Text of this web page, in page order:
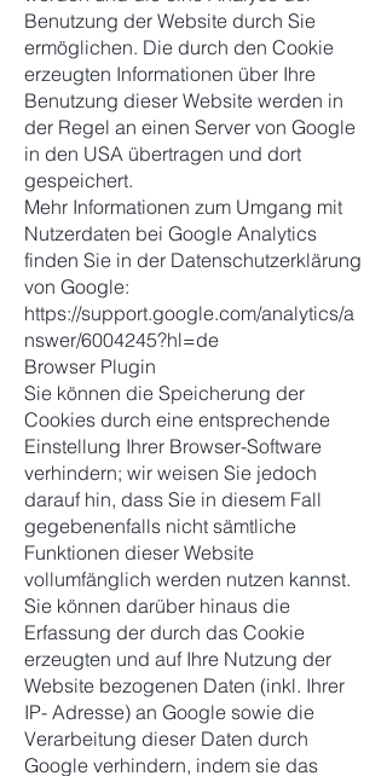
Benutzung der Website durch Sie
ermöglichen. Die durch den Cookie
erzeugten Informationen über Ihre
Benutzung dieser Website werden in
der Regel an einen Server von Google
in den USA übertragen und dort
gespeichert.
Mehr Informationen zum Umgang mit
Nutzerdaten bei Google Analytics
finden Sie in der Datenschutzerklärung
von Google:
https://support.google.com/analytics/a
nswer/6004245?hl=de
Browser Plugin
Sie können die Speicherung der
Cookies durch eine entsprechende
Einstellung Ihrer Browser-Software
verhindern; wir weisen Sie jedoch
darauf hin, dass Sie in diesem Fall
gegebenenfalls nicht sämtliche
Funktionen dieser Website
vollumfänglich werden nutzen kannst.
Sie können darüber hinaus die
Erfassung der durch das Cookie
erzeugten und auf Ihre Nutzung der
Website bezogenen Daten (inkl. Ihrer
IP- Adresse) an Google sowie die
Verarbeitung dieser Daten durch
Google verhindern, indem sie das